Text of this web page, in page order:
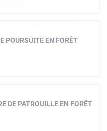
POURSUITE EN FORÊT
DE PATROUILLE EN FORÊT